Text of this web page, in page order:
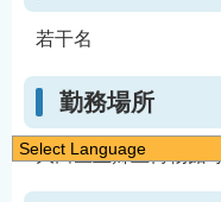
若干名
勤務場所
大田区立郷土博
Select Language